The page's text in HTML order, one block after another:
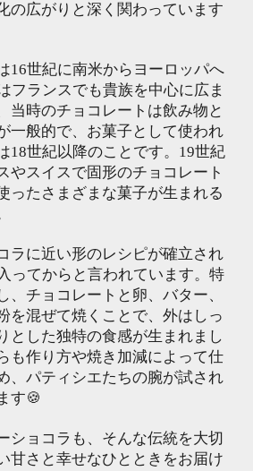
の広がりと深く関わっています
16世紀に南米からヨーロッパへ
フランスでも貴族を中心に広ま
当時のチョコレートは飲み物と
一般的で、お菓子として使われ
18世紀以降のことです。19世紀
やスイスで固形のチョコレート
ったさまざまな菓子が生まれる
ラに近い形のレシピが確立され
ってからと言われています。特
、チョコレートと卵、バター、
を混ぜて焼くことで、外はしっ
とした独特の食感が生まれまし
も作り方や焼き加減によって仕
、パティシエたちの腕が試され
す🍪
ショコラも、そんな伝統を大切
甘さと幸せなひとときをお届け